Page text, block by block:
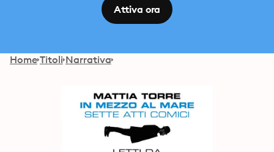
Attiva ora
Home Titoli Narrativa